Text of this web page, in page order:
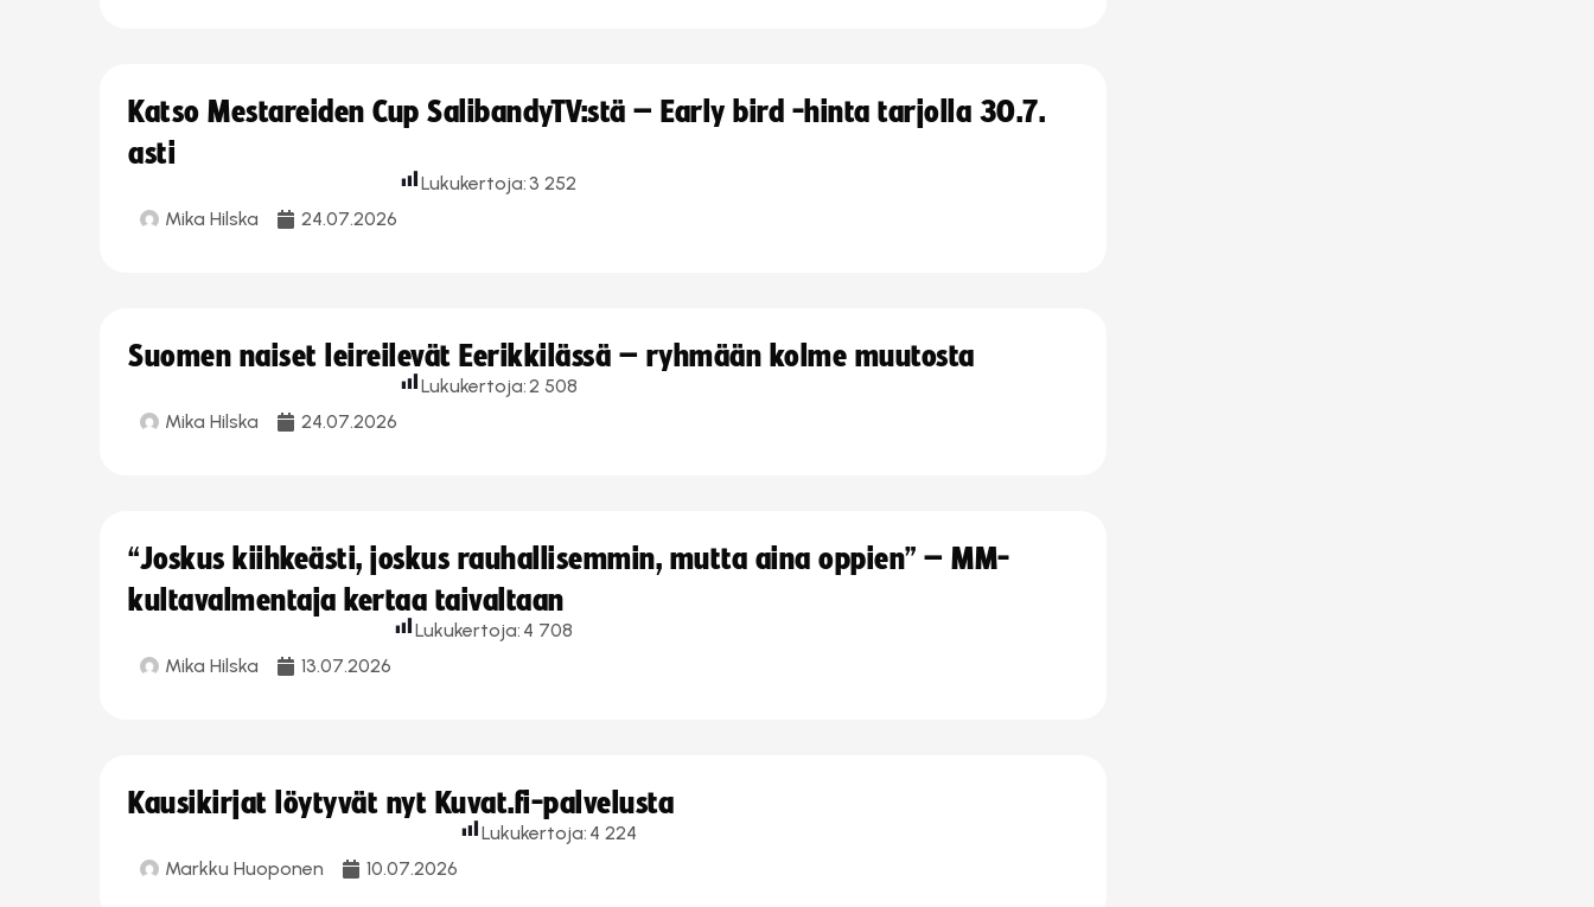
Katso Mestareiden Cup SalibandyTV:stä – Early bird -hinta tarjolla 30.7.
asti
Mika Hilska 24.07.2026
Lukukertoja: 3 252
Suomen naiset leireilevät Eerikkilässä – ryhmään kolme muutosta
Mika Hilska 24.07.2026
Lukukertoja:2 508
“Joskus kiihkeästi, joskus rauhallisemmin, mutta aina oppien” – MM-
kultavalmentaja kertaa taivaltaan
Mika Hilska 13.07.2026
Lukukertoja: 4 708
Kausikirjat löytyvät nyt Kuvat.fi-palvelusta
Markku Huoponen 10.07.2026
Lukukertoja: 4 224